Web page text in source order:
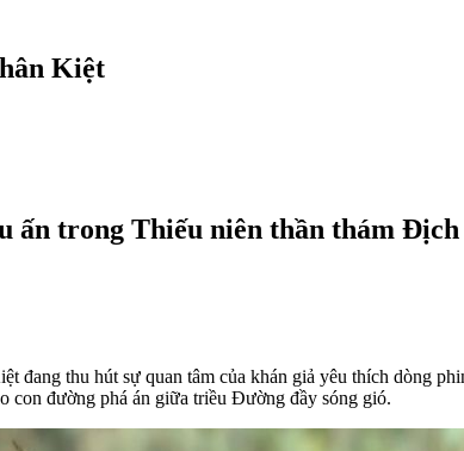
Kiệt
ấn trong Thiếu niên thần thám
thu hút sự quan tâm của khán giả yêu thích dòng
con đường phá án giữa triều Đường đầy sóng gió.